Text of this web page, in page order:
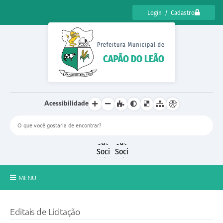
Login / Cadastro
Acessibilidade
MENU
Editais de Licitação